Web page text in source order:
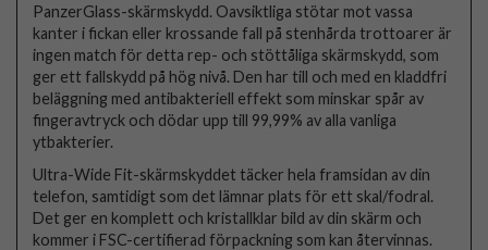
PanzerGlass-skärmskydd. Oavsiktliga stötar mot vassa
kanter i fickan eller krossande fall på stenhårda trottoarer är
ingen match för detta rep- och stöttåliga skärmskydd, som
ger ett fallskydd på hög nivå. Den har till och med en kladdfri
beläggning med antibakteriell effekt som minskar spår av
fingeravtryck och dödar upp till 99,99% av alla vanliga
ytbakterier.
Ultra-Wide Fit-skärmskyddet täcker hela framsidan av din
telefon, samtidigt som det lämnar plats för ett skal/fodral.
Det ger en komplett och kristallklar bild av din skärm och
kommer i FSC-certifierad förpackning som kan återvinnas.